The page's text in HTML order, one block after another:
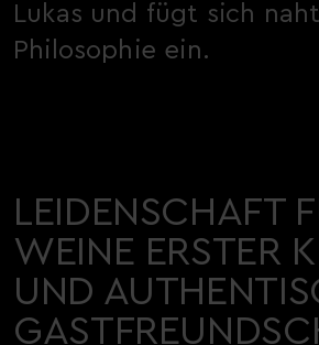
Lukas und fügt sich
Philosophie ein.
LEIDENSCHAFT
WEINE ERSTER
UND